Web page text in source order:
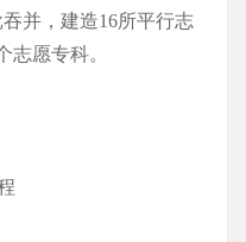
并，建造16所平行志
志愿专科。